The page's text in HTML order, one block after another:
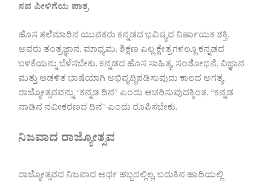
ನವ ಪೀಳಿಗೆಯ ಪಾತ್ರ
ಹೊಸ ತಲೆಮಾರಿನ ಯುವಕರು ಕನ್ನಡದ ಭವಿಷ್ಯದ ನಿರ್ಣಾಯಕ ಶಕ್ತಿ.
ಅವರು ತಂತ್ರಜ್ಞಾನ, ಮಾಧ್ಯಮ, ಶಿಕ್ಷಣ ಎಲ್ಲ ಕ್ಷೇತ್ರಗಳಲ್ಲೂ ಕನ್ನಡದ
ಬಳಕೆಯನ್ನು ಬೆಳೆಸಬೇಕು. ಕನ್ನಡದ ಹೊಸ ಸಾಹಿತ್ಯ, ಸಂಶೋಧನೆ, ವಿಜ್ಞಾನ
ಮತ್ತು ಆಡಳಿತ ಭಾಷೆಯಾಗಿ ಅಭಿವೃದ್ಧಿಪಡಿಸುವುದು ಕಾಲದ ಅಗತ್ಯ.
ರಾಜ್ಯೋತ್ಸವವನ್ನು “ಕನ್ನಡ ದಿನ” ಎಂದು ಆಚರಿಸುವುದಕ್ಕಿಂತ, “ಕನ್ನಡ
ನಾಡಿನ ನವೀಕರಣದ ದಿನ” ಎಂದು ರೂಪಿಸಬೇಕು.
ನಿಜವಾದ ರಾಜ್ಯೋತ್ಸವ
ರಾಜ್ಯೋತ್ಸವದ ನಿಜವಾದ ಅರ್ಥ ಹಬ್ಬದಲ್ಲಿಲ್ಲ, ಬದುಕಿನ ಹಾದಿಯಲ್ಲಿ